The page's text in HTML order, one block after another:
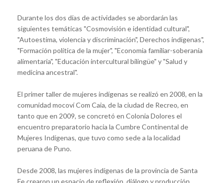
Durante los dos días de actividades se abordarán las
siguientes temáticas "Cosmovisión e identidad cultural",
"Autoestima, violencia y discriminación", Derechos indígenas",
"Formación política de la mujer", "Economía familiar-soberanía
alimentaria", "Educación intercultural bilingüe" y "Salud y
medicina ancestral".
El primer taller de mujeres indígenas se realizó en 2008, en la
comunidad mocoví Com Caia, de la ciudad de Recreo, en
tanto que en 2009, se concretó en Colonia Dolores el
encuentro preparatorio hacia la Cumbre Continental de
Mujeres Indígenas, que tuvo como sede a la localidad
peruana de Puno.
Desde 2008, las mujeres indígenas de la provincia de Santa
Fe crearon un espacio de reflexión, diálogo y producción